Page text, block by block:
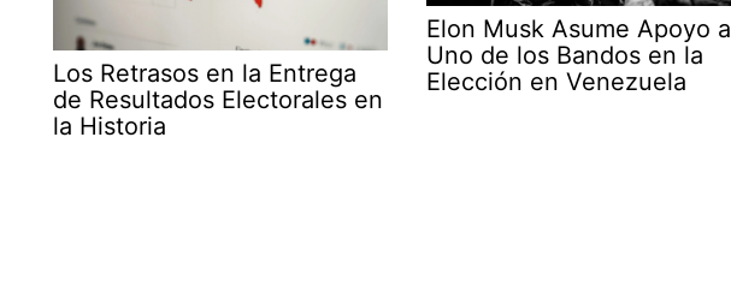
Los Retrasos en la Entrega
de Resultados Electorales en
la Historia
Elon Musk Asume Apoyo a
Uno de los Bandos en la
Elección en Venezuela